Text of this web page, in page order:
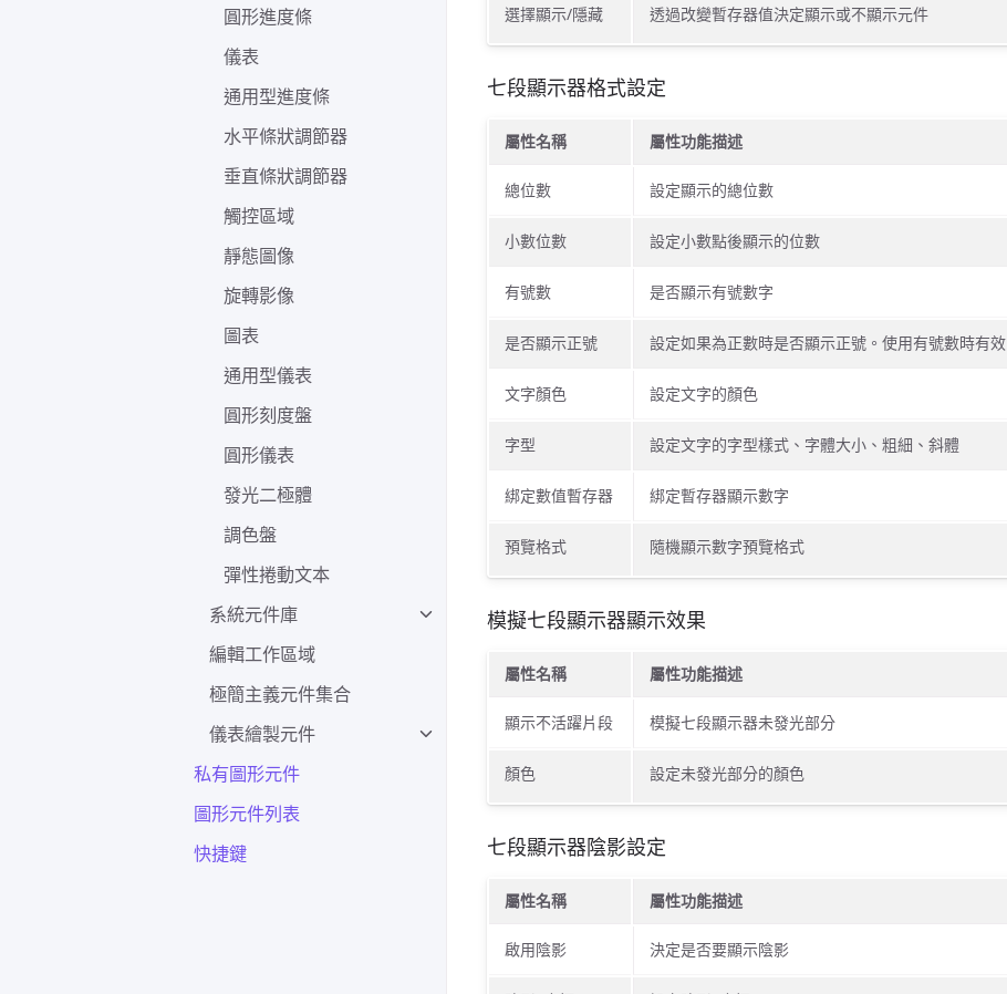
圓形進度條
儀表
通用型進度條
水平條狀調節器
垂直條狀調節器
觸控區域
靜態圖像
旋轉影像
圖表
通用型儀表
圓形刻度盤
圓形儀表
發光二極體
調色盤
彈性捲動文本
系統元件庫
編輯工作區域
極簡主義元件集合
儀表繪製元件
私有圖形元件
圖形元件列表
快捷鍵
選擇顯示/隱藏 透過改變暫存器值決定顯示或不顯示元件
七段顯示器格式設定
屬性名稱 屬性功能描述
總位數 設定顯示的總位數
小數位數 設定小數點後顯示的位數
有號數 是否顯示有號數字
是否顯示正號 設定如果為正數時是否顯示正號。使用有號數時有效
文字顏色 設定文字的顏色
字型 設定文字的字型樣式、字體大小、粗細、斜體
綁定數值暫存器 綁定暫存器顯示數字
預覽格式 隨機顯示數字預覽格式
模擬七段顯示器顯示效果
屬性名稱 屬性功能描述
顯示不活躍片段 模擬七段顯示器未發光部分
顏色 設定未發光部分的顏色
七段顯示器陰影設定
屬性名稱 屬性功能描述
啟用陰影 決定是否要顯示陰影